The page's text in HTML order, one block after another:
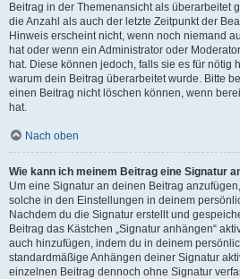
Beitrag in der Themenansicht als überarbeitet
die Anzahl als auch der letzte Zeitpunkt der
Hinweis erscheint nicht, wenn noch niemand
hat oder wenn ein Administrator oder
hat. Diese können jedoch, falls sie es für nötig
warum dein Beitrag überarbeitet wurde. Bitte
einen Beitrag nicht löschen können, wenn
hat.
Nach oben
Wie kann ich meinem Beitrag eine Signatur
Um eine Signatur an deinen Beitrag
solche in den Einstellungen in deinem
Nachdem du die Signatur erstellt und
Beitrag das Kästchen „Signatur anhängen“
auch hinzufügen, indem du in deinem
standardmäßige Anhängen deiner Signatur
einzelnen Beitrag dennoch ohne Signatur